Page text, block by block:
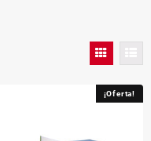
¡Oferta!